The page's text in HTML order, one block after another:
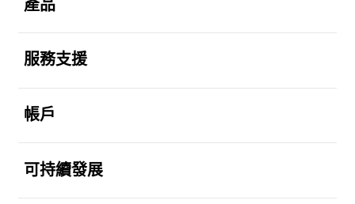
產品
服務支援
帳戶
可持續發展